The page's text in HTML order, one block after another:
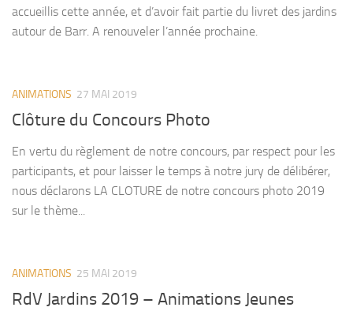
accueillis cette année, et d’avoir fait partie du livret des jardins
autour de Barr. A renouveler l’année prochaine.
ANIMATIONS 27 MAI 2019
Clôture du Concours Photo
En vertu du règlement de notre concours, par respect pour les
participants, et pour laisser le temps à notre jury de délibérer,
nous déclarons LA CLOTURE de notre concours photo 2019
sur le thème...
ANIMATIONS 25 MAI 2019
RdV Jardins 2019 – Animations Jeunes